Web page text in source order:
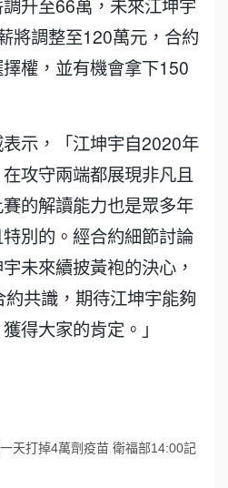
升至66萬，未來江坤宇
將調整至120萬元，合約
權，並有機會拿下150
示，「江坤宇自2020年
攻守兩端都展現非凡且
的解讀能力也是眾多年
別的。經合約細節討論
未來續披黃袍的決心，
共識，期待江坤宇能夠
得大家的肯定。」
天打掉4萬劑疫苗 衛福部14:00記